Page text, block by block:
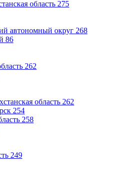
область 275
автономный округ 268
86
262
область 262
254
258
249